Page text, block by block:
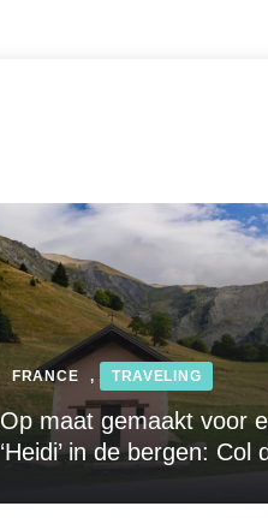
FRANCE , TRAVELING
Op maat gemaakt voor
‘Heidi’ in de bergen: Col